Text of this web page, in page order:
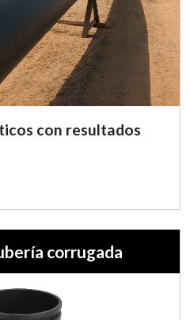
con resultados
corrugada